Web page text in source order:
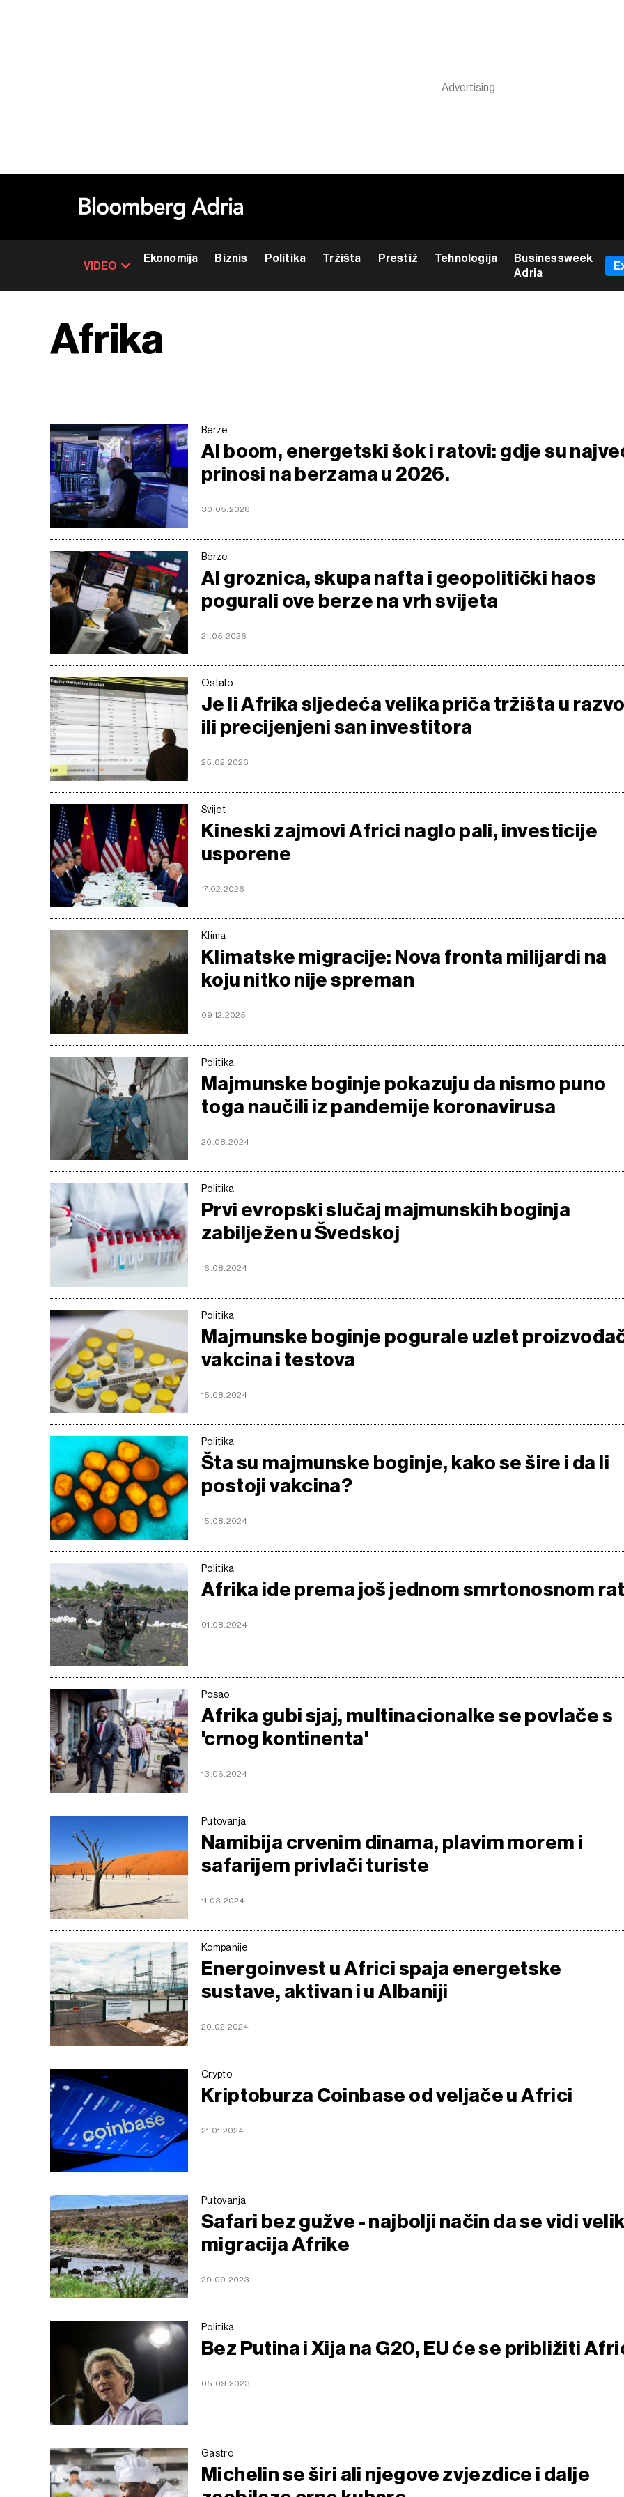
VIDEO
Ekonomija Biznis Politika Tržišta Prestiž Tehnologija
Businessweek
Adria
Afrika
Berze
AI boom, energetski šok i ratovi: gdje su
prinosi na berzama u 2026.
30.05.2026
Berze
AI groznica, skupa nafta i geopolitički haos
pogurali ove berze na vrh svijeta
21.05.2026
Ostalo
Je li Afrika sljedeća velika priča tržišta u
ili precijenjeni san investitora
25.02.2026
Svijet
Kineski zajmovi Africi naglo pali, investicije
usporene
17.02.2026
Klima
Klimatske migracije: Nova fronta milijardi na
koju nitko nije spreman
09.12.2025
Politika
Majmunske boginje pokazuju da nismo puno
toga naučili iz pandemije koronavirusa
20.08.2024
Politika
Prvi evropski slučaj majmunskih boginja
zabilježen u Švedskoj
16.08.2024
Politika
Majmunske boginje pogurale uzlet
vakcina i testova
15.08.2024
Politika
Šta su majmunske boginje, kako se šire i da li
postoji vakcina?
15.08.2024
Politika
Afrika ide prema još jednom smrtonosnom
01.08.2024
Posao
Afrika gubi sjaj, multinacionalke se povlače s
'crnog kontinenta'
13.06.2024
Putovanja
Namibija crvenim dinama, plavim morem i
safarijem privlači turiste
11.03.2024
Kompanije
Energoinvest u Africi spaja energetske
sustave, aktivan i u Albaniji
20.02.2024
Crypto
Kriptoburza Coinbase od veljače u Africi
21.01.2024
Putovanja
Safari bez gužve - najbolji način da se vidi
migracija Afrike
29.09.2023
Politika
Bez Putina i Xija na G20, EU će se približiti
05.09.2023
Gastro
Michelin se širi ali njegove zvjezdice i dalje